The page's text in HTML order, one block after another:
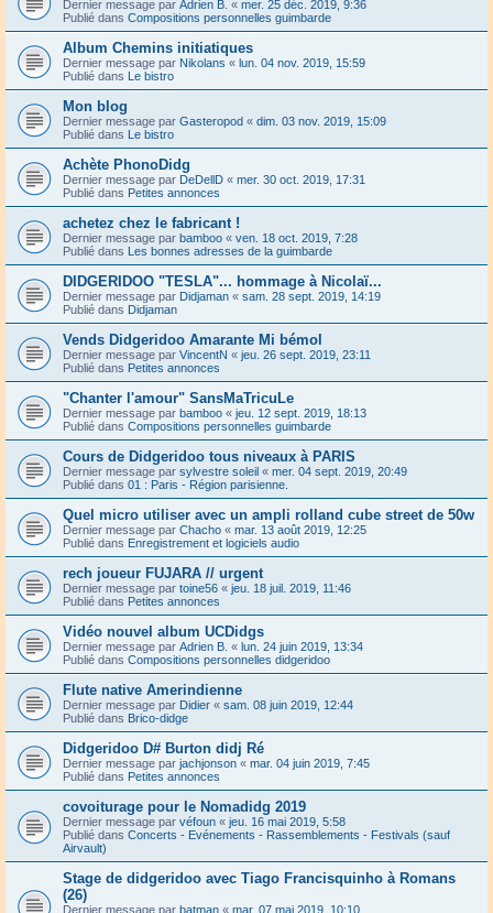
Dernier message par Adrien B. « mer. 25 déc. 2019, 9:36
Publié dans Compositions personnelles guimbarde
Album Chemins initiatiques
Dernier message par Nikolans « lun. 04 nov. 2019, 15:59
Publié dans Le bistro
Mon blog
Dernier message par Gasteropod « dim. 03 nov. 2019, 15:09
Publié dans Le bistro
Achète PhonoDidg
Dernier message par DeDellD « mer. 30 oct. 2019, 17:31
Publié dans Petites annonces
achetez chez le fabricant !
Dernier message par bamboo « ven. 18 oct. 2019, 7:28
Publié dans Les bonnes adresses de la guimbarde
DIDGERIDOO "TESLA"... hommage à Nicolaï...
Dernier message par Didjaman « sam. 28 sept. 2019, 14:19
Publié dans Didjaman
Vends Didgeridoo Amarante Mi bémol
Dernier message par VincentN « jeu. 26 sept. 2019, 23:11
Publié dans Petites annonces
"Chanter l'amour" SansMaTricuLe
Dernier message par bamboo « jeu. 12 sept. 2019, 18:13
Publié dans Compositions personnelles guimbarde
Cours de Didgeridoo tous niveaux à PARIS
Dernier message par sylvestre soleil « mer. 04 sept. 2019, 20:49
Publié dans 01 : Paris - Région parisienne.
Quel micro utiliser avec un ampli rolland cube street de 50w
Dernier message par Chacho « mar. 13 août 2019, 12:25
Publié dans Enregistrement et logiciels audio
rech joueur FUJARA // urgent
Dernier message par toine56 « jeu. 18 juil. 2019, 11:46
Publié dans Petites annonces
Vidéo nouvel album UCDidgs
Dernier message par Adrien B. « lun. 24 juin 2019, 13:34
Publié dans Compositions personnelles didgeridoo
Flute native Amerindienne
Dernier message par Didier « sam. 08 juin 2019, 12:44
Publié dans Brico-didge
Didgeridoo D# Burton didj Ré
Dernier message par jachjonson « mar. 04 juin 2019, 7:45
Publié dans Petites annonces
covoiturage pour le Nomadidg 2019
Dernier message par véfoun « jeu. 16 mai 2019, 5:58
Publié dans Concerts - Evénements - Rassemblements - Festivals (sauf
Airvault)
Stage de didgeridoo avec Tiago Francisquinho à Romans
(26)
Dernier message par batman « mar. 07 mai 2019, 10:10